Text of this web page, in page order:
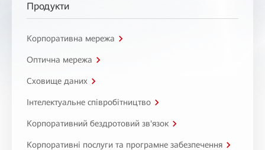
Продукти
Корпоративна мережа
Оптична мережа
Сховище даних
Інтелектуальне співробітництво
Корпоративний бездротовий зв'язок
Корпоративні послуги та програмне забезпечення